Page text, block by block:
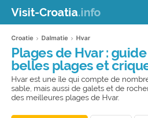
Visit-Croatia.info
Croatie Dalmatie Hvar
Plages de Hvar :
belles plages et
Hvar est une île qui compte de
sable, mais aussi de galets et de
des meilleures plages de Hvar.